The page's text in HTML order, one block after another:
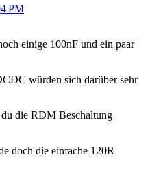
PM
einige 100nF und ein paar
würden sich darüber sehr
die RDM Beschaltung
doch die einfache 120R